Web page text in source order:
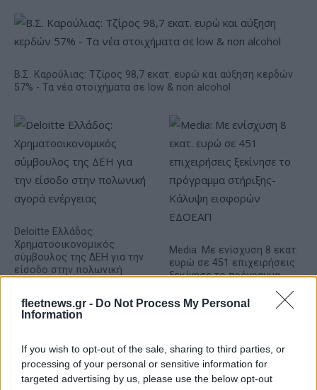
fleetnews.gr - Do Not Process My Personal
Information
If you wish to opt-out of the sale, sharing to third parties, or
processing of your personal or sensitive information for
targeted advertising by us, please use the below opt-out
Β.Σ. Καρούλιας: Τζίρος 98,7 εκατ. ευρώ και αύξηση κερδών
57% - Τα νέα στοιχήματα σε low & non alcohol
Deloitte Ελλάδος:
Χρηματοοικονομικός
σύμβουλος της ΔΕΗ για την
είσοδο στην πολωνική
Media: Με ενίσχυση 8 εκατ.
ευρώ σε 451 επιχειρήσεις
ξεκίνησε το πρόγραμμα
εισφορών ΕΔΟΕΑΠ